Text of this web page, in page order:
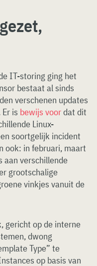
IT-storing ging het
bestaat al sinds
verschenen updates
is bewijs voordat dit
Linux-
soortgelijk incident
ook: in februari, maart
aan verschillende
grootschalige
vinkjes vanuit de
gericht op de interne
dwong
Type” te
op basis van